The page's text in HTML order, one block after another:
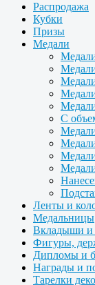
Распродажа
Кубки
Призы
Медали
С
Ленты и
Медальницы
Вкладыши и
Фигуры,
Дипломы и
Награды и
Тарелки